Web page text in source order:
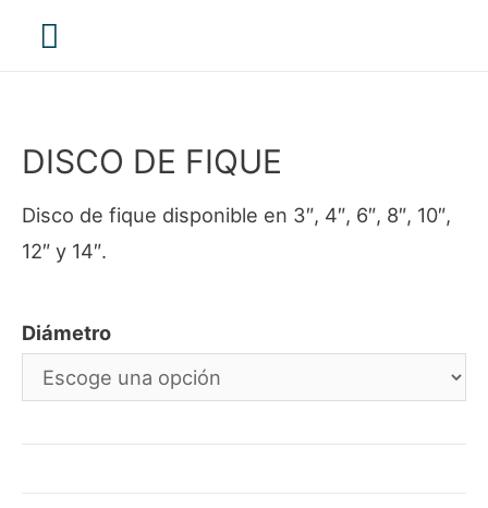
Menú
DISCO DE FIQUE
Disco de fique disponible en 3″, 4″, 6″, 8″, 10″,
12″ y 14″.
Diámetro